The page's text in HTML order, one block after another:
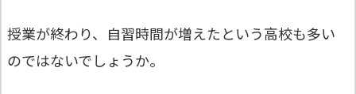
授業が終わり、自習時間が増えたという高校も多い
のではないでしょうか。